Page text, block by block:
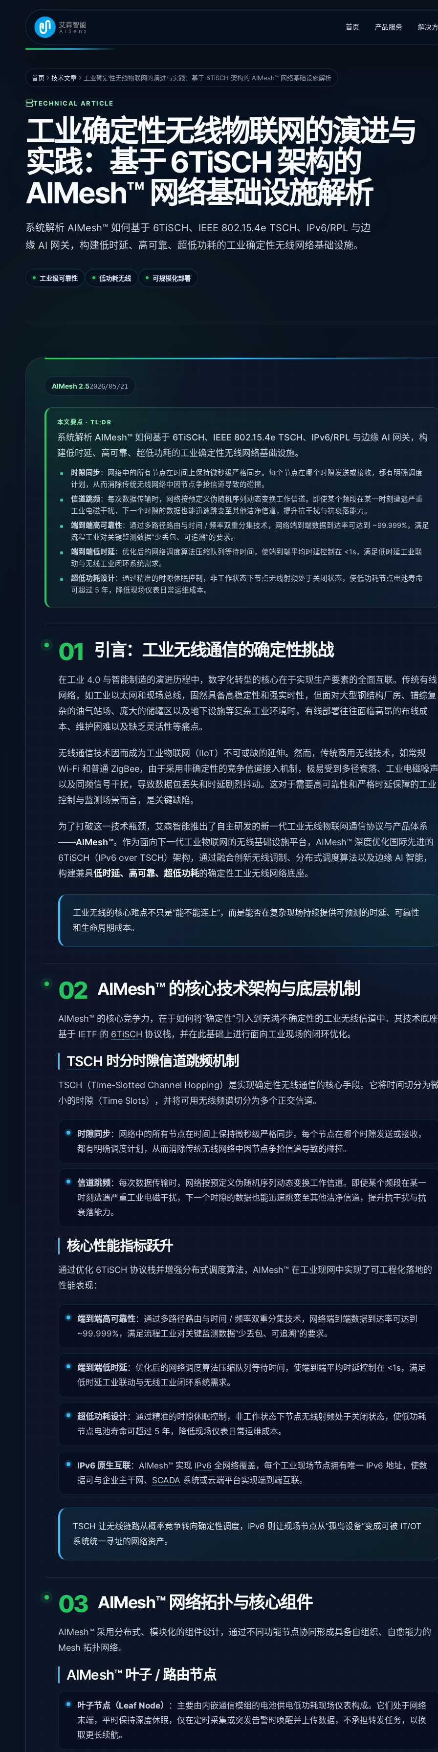
首页 产品服务 解决
首页 技术文章 工业确定性无线物联网的演进与实践：基于 6TiSCH 架构的 AIMesh™ 网络基础设施解析
TECHNICAL ARTICLE
工业确定性无线物联网的演进与
实践：基于 6TiSCH 架构的
AIMesh™ 网络基础设施解析
系统解析 AIMesh™ 如何基于 6TiSCH、IEEE 802.15.4e TSCH、IPv6/RPL 与边
缘 AI 网关，构建低时延、高可靠、超低功耗的工业确定性无线网络基础设施。
工业级可靠性 低功耗无线 可规模化部署
AIMesh 2.52026/05/21
本文要点 · TL;DR
系统解析 AIMesh™ 如何基于 6TiSCH、IEEE 802.15.4e TSCH、IPv6/RPL 与边缘 AI 网关，构
建低时延、高可靠、超低功耗的工业确定性无线网络基础设施。
时隙同步：网络中的所有节点在时间上保持微秒级严格同步。每个节点在哪个时隙发送或接收，都有明确调度
计划，从而消除传统无线网络中因节点争抢信道导致的碰撞。
信道跳频：每次数据传输时，网络按预定义伪随机序列动态变换工作信道。即使某个频段在某一时刻遭遇严重
工业电磁干扰，下一个时隙的数据也能迅速跳变至其他洁净信道，提升抗干扰与抗衰落能力。
端到端高可靠性：通过多路径路由与时间 / 频率双重分集技术，网络端到端数据到达率可达到 ~99.999%，满足
流程工业对关键监测数据“少丢包、可追溯”的要求。
端到端低时延：优化后的网络调度算法压缩队列等待时间，使端到端平均时延控制在 <1s，满足低时延工业联
动与无线工业闭环系统需求。
超低功耗设计：通过精准的时隙休眠控制，非工作状态下节点无线射频处于关闭状态，使低功耗节点电池寿命
可超过 5 年，降低现场仪表日常运维成本。
01 引言：工业无线通信的确定性挑战
在工业 4.0 与智能制造的演进历程中，数字化转型的核心在于实现生产要素的全面互联。传统有线
网络，如工业以太网和现场总线，固然具备高稳定性和强实时性，但面对大型钢结构厂房、错综复
杂的油气站场、庞大的储罐区以及地下设施等复杂工业环境时，有线部署往往面临高昂的布线成
本、维护困难以及缺乏灵活性等痛点。
无线通信技术因而成为工业物联网（IIoT）不可或缺的延伸。然而，传统商用无线技术，如常规
Wi-Fi 和普通 ZigBee，由于采用非确定性的竞争信道接入机制，极易受到多径衰落、工业电磁噪声
以及同频信号干扰，导致数据包丢失和时延剧烈抖动。这对于需要高可靠性和严格时延保障的工业
控制与监测场景而言，是关键缺陷。
为了打破这一技术瓶颈，艾森智能推出了自主研发的新一代工业无线物联网通信协议与产品体系
——AIMesh™。作为面向下一代工业物联网的无线基础设施平台，AIMesh™ 深度优化国际先进的
6TiSCH （IPv6 over TSCH）架构，通过融合创新无线调制、分布式调度算法以及边缘 AI 智能，
构建兼具低时延、高可靠、超低功耗的确定性工业无线网络底座。
工业无线的核心难点不只是“能不能连上”，而是能否在复杂现场持续提供可预测的时延、可靠性
和生命周期成本。
02 AIMesh™ 的核心技术架构与底层机制
AIMesh™ 的核心竞争力，在于如何将“确定性”引入到充满不确定性的工业无线信道中。其技术底座
基于 IETF 的 6TiSCH 协议栈，并在此基础上进行面向工业现场的闭环优化。
TSCH 时分时隙信道跳频机制
TSCH（Time-Slotted Channel Hopping）是实现确定性无线通信的核心手段。它将时间切分为
小的时隙（Time Slots），并将可用无线频谱切分为多个正交信道。
时隙同步：网络中的所有节点在时间上保持微秒级严格同步。每个节点在哪个时隙发送或接收，
都有明确调度计划，从而消除传统无线网络中因节点争抢信道导致的碰撞。
信道跳频：每次数据传输时，网络按预定义伪随机序列动态变换工作信道。即使某个频段在某一
时刻遭遇严重工业电磁干扰，下一个时隙的数据也能迅速跳变至其他洁净信道，提升抗干扰与抗
衰落能力。
核心性能指标跃升
通过优化 6TiSCH 协议栈并增强分布式调度算法，AIMesh™ 在工业现网中实现了可工程化落地的
性能表现：
端到端高可靠性：通过多路径路由与时间 / 频率双重分集技术，网络端到端数据到达率可达到
~99.999%，满足流程工业对关键监测数据“少丢包、可追溯”的要求。
端到端低时延：优化后的网络调度算法压缩队列等待时间，使端到端平均时延控制在 <1s，满足
低时延工业联动与无线工业闭环系统需求。
超低功耗设计：通过精准的时隙休眠控制，非工作状态下节点无线射频处于关闭状态，使低功耗
节点电池寿命可超过 5 年，降低现场仪表日常运维成本。
IPv6 原生互联：AIMesh™ 实现 IPv6 全网络覆盖，每个工业现场节点拥有唯一 IPv6 地址，使数
据可与企业主干网、 SCADA 系统或云端平台实现端到端互联。
TSCH 让无线链路从概率竞争转向确定性调度，IPv6 则让现场节点从“孤岛设备”变成可被 IT/OT
系统统一寻址的网络资产。
03 AIMesh™ 网络拓扑与核心组件
AIMesh™ 采用分布式、模块化的组件设计，通过不同功能节点协同形成具备自组织、自愈能力的
Mesh 拓扑网络。
AIMesh™ 叶子 / 路由节点
叶子节点（Leaf Node）
：主要由内嵌通信模组的电池供电低功耗现场仪表构成。它们处于网络
末端，平时保持深度休眠，仅在定时采集或突发告警时唤醒并上传数据，不承担转发任务，以换
取更长续航。